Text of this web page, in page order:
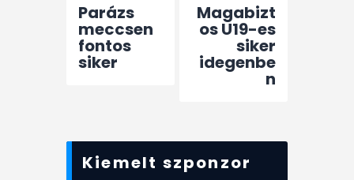
Parázs
meccsen
fontos
siker
Magabizt
os U19-es
siker
idegenbe
n
Kiemelt szponzor